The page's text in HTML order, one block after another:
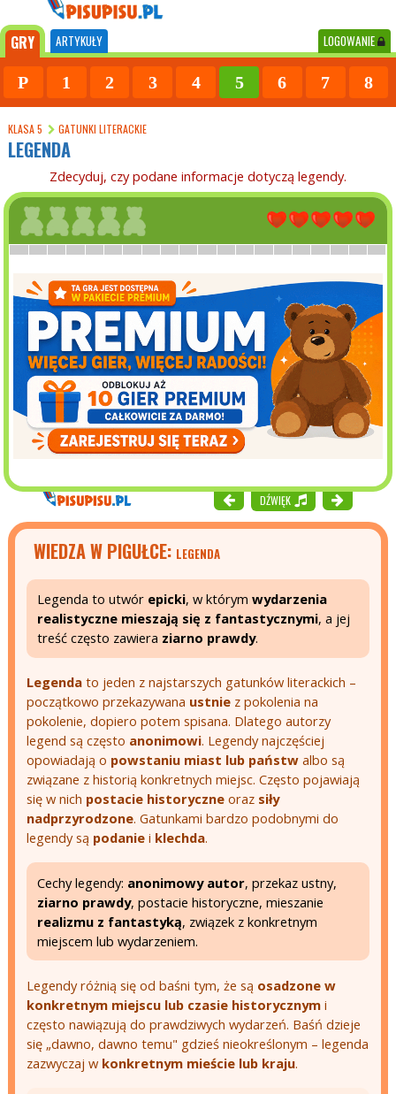
GRY ARTYKUŁY LOGOWANIE
P 1 2 3 4 5 6 7 8
KLASA 5 GATUNKI LITERACKIE
LEGENDA
Zdecyduj, czy podane informacje dotyczą legendy.
DŹWIĘK
WIEDZA W PIGUŁCE: LEGENDA
Legenda to utwór epicki, w którym wydarzenia
realistyczne mieszają się z fantastycznymi, a jej
treść często zawiera ziarno prawdy.
Legenda to jeden z najstarszych gatunków literackich –
początkowo przekazywana ustnie z pokolenia na
pokolenie, dopiero potem spisana. Dlatego autorzy
legend są często anonimowi. Legendy najczęściej
opowiadają o powstaniu miast lub państw albo są
związane z historią konkretnych miejsc. Często pojawiają
się w nich postacie historyczne oraz siły
nadprzyrodzone. Gatunkami bardzo podobnymi do
legendy są podanie i klechda.
Cechy legendy: anonimowy autor, przekaz ustny,
ziarno prawdy, postacie historyczne, mieszanie
realizmu z fantastyką, związek z konkretnym
miejscem lub wydarzeniem.
Legendy różnią się od baśni tym, że są osadzone w
konkretnym miejscu lub czasie historycznym i
często nawiązują do prawdziwych wydarzeń. Baśń dzieje
się „dawno, dawno temu" gdzieś nieokreślonym – legenda
zazwyczaj w konkretnym mieście lub kraju.